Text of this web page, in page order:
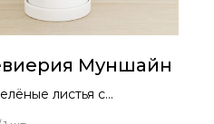
Муншайн
листья с